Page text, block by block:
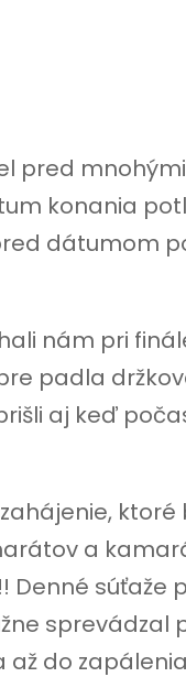
pred
konania
dátumom
nám pri
padla
aj keď
ktoré
a
Denné súťaže
sprevádzal
do